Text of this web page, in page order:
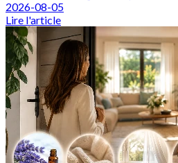
2026-08-05
Lire l'article